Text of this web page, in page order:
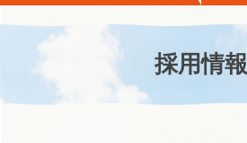
採用情報